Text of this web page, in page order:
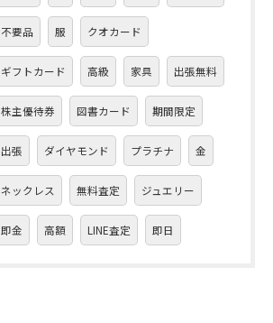
不要品 服 クオカード
ギフトカード 高級 家具 出張無料
株主優待券 図書カード 期間限定
出張 ダイヤモンド プラチナ 金
ネックレス 無料査定 ジュエリー
即金 高額 LINE査定 即日